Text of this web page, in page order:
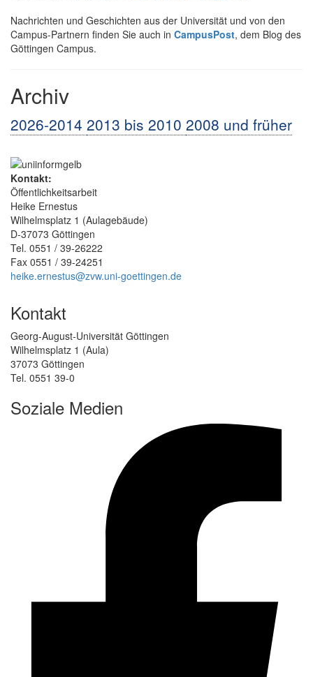
Nachrichten und Geschichten aus der Universität und von den
Campus-Partnern finden Sie auch in CampusPost, dem Blog des
Göttingen Campus.
Archiv
2026-2014 2013 bis 2010 2008 und früher
Kontakt:
Öffentlichkeitsarbeit
Heike Ernestus
Wilhelmsplatz 1 (Aulagebäude)
D-37073 Göttingen
Tel. 0551 / 39-26222
Fax 0551 / 39-24251
heike.ernestus@zvw.uni-goettingen.de
Kontakt
Georg-August-Universität Göttingen
Wilhelmsplatz 1 (Aula)
37073 Göttingen
Tel. 0551 39-0
Soziale Medien